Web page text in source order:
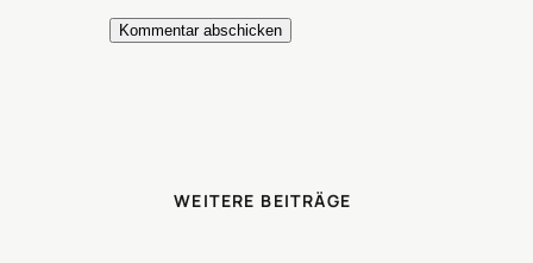
WEITERE BEITRÄGE